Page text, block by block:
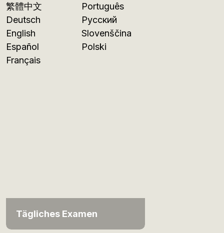
繁體中文
Deutsch
English
Español
Français
Português
Русский
Slovenščina
Polski
Tägliches Examen